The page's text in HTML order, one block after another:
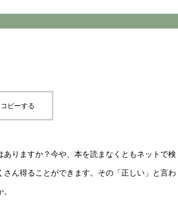
ピーする
りますか？今や、本を読まなくともネットで検
ん得ることができます。その「正しい」と言わ